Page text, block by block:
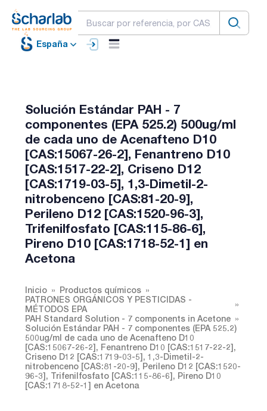
España
Solución Estándar PAH - 7
componentes (EPA 525.2) 500ug/ml
de cada uno de Acenafteno D10
[CAS:15067-26-2], Fenantreno D10
[CAS:1517-22-2], Criseno D12
[CAS:1719-03-5], 1,3-Dimetil-2-
nitrobenceno [CAS:81-20-9],
Perileno D12 [CAS:1520-96-3],
Trifenilfosfato [CAS:115-86-6],
Pireno D10 [CAS:1718-52-1] en
Acetona
Inicio
Productos químicos
PATRONES ORGÁNICOS Y PESTICIDAS -
MÉTODOS EPA
PAH Standard Solution - 7 components in Acetone
Solución Estándar PAH - 7 componentes (EPA 525.2)
500ug/ml de cada uno de Acenafteno D10
[CAS:15067-26-2], Fenantreno D10 [CAS:1517-22-2],
Criseno D12 [CAS:1719-03-5], 1,3-Dimetil-2-
nitrobenceno [CAS:81-20-9], Perileno D12 [CAS:1520-
96-3], Trifenilfosfato [CAS:115-86-6], Pireno D10
[CAS:1718-52-1] en Acetona